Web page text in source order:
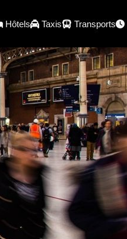
Hôtels Taxis Transports